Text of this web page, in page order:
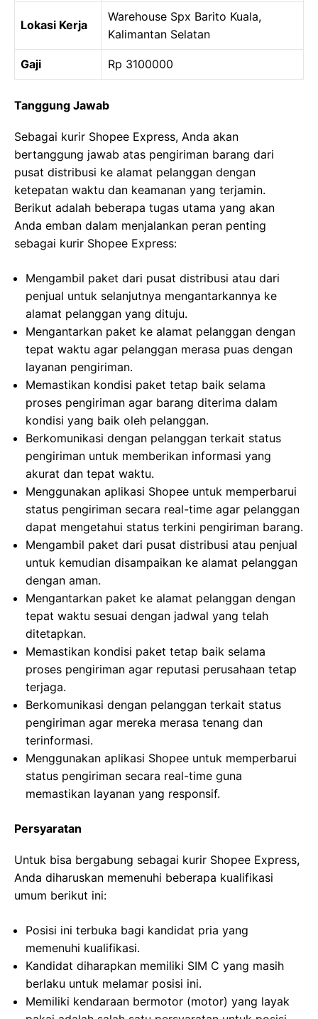
Lokasi Kerja
Warehouse Spx Barito Kuala,
Kalimantan Selatan
Gaji Rp 3100000
Tanggung Jawab
Sebagai kurir Shopee Express, Anda akan
bertanggung jawab atas pengiriman barang dari
pusat distribusi ke alamat pelanggan dengan
ketepatan waktu dan keamanan yang terjamin.
Berikut adalah beberapa tugas utama yang akan
Anda emban dalam menjalankan peran penting
sebagai kurir Shopee Express:
Mengambil paket dari pusat distribusi atau dari
penjual untuk selanjutnya mengantarkannya ke
alamat pelanggan yang dituju.
Mengantarkan paket ke alamat pelanggan dengan
tepat waktu agar pelanggan merasa puas dengan
layanan pengiriman.
Memastikan kondisi paket tetap baik selama
proses pengiriman agar barang diterima dalam
kondisi yang baik oleh pelanggan.
Berkomunikasi dengan pelanggan terkait status
pengiriman untuk memberikan informasi yang
akurat dan tepat waktu.
Menggunakan aplikasi Shopee untuk memperbarui
status pengiriman secara real-time agar pelanggan
dapat mengetahui status terkini pengiriman barang.
Mengambil paket dari pusat distribusi atau penjual
untuk kemudian disampaikan ke alamat pelanggan
dengan aman.
Mengantarkan paket ke alamat pelanggan dengan
tepat waktu sesuai dengan jadwal yang telah
ditetapkan.
Memastikan kondisi paket tetap baik selama
proses pengiriman agar reputasi perusahaan tetap
terjaga.
Berkomunikasi dengan pelanggan terkait status
pengiriman agar mereka merasa tenang dan
terinformasi.
Menggunakan aplikasi Shopee untuk memperbarui
status pengiriman secara real-time guna
memastikan layanan yang responsif.
Persyaratan
Untuk bisa bergabung sebagai kurir Shopee Express,
Anda diharuskan memenuhi beberapa kualifikasi
umum berikut ini:
Posisi ini terbuka bagi kandidat pria yang
memenuhi kualifikasi.
Kandidat diharapkan memiliki SIM C yang masih
berlaku untuk melamar posisi ini.
Memiliki kendaraan bermotor (motor) yang layak